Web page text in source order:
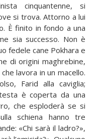
cinquantenne, si
si trova. Attorno a lui
È finito in fondo a una
sia successo. Non è
fedele cane Pokhara e
di origini maghrebine,
lavora in un macello.
Farid alla caviglia;
è coperta da una
che esploderà se si
schiena hanno tre
«Chi sarà il ladro?»,